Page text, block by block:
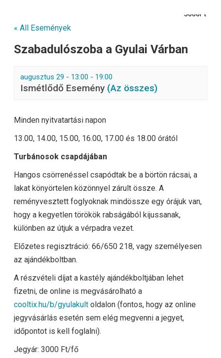
« All Események
Szabadulószoba a Gyulai Várban
augusztus 29 - 13:00 - 19:00
Ismétlődő Esemény (Az összes)
3000Ft
Minden nyitvatartási napon
13.00, 14.00, 15.00, 16.00, 17.00 és 18.00 órától
Turbánosok csapdájában
Hangos csörrenéssel csapódtak be a börtön rácsai, a
lakat könyörtelen közönnyel zárult össze. A
reményvesztett foglyoknak mindössze egy órájuk van,
hogy a kegyetlen törökök rabságából kijussanak,
különben az útjuk a vérpadra vezet.
Előzetes regisztráció: 66/650 218, vagy személyesen
az ajándékboltban.
A részvételi díjat a kastély ajándékboltjában lehet
fizetni, de online is megvásárolható a
cooltix.hu/b/gyulakult oldalon (fontos, hogy az online
jegyvásárlás esetén sem elég megvenni a jegyet,
időpontot is kell foglalni).
Jegyár: 3000 Ft/fő